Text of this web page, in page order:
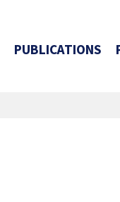
PUBLICATIONS